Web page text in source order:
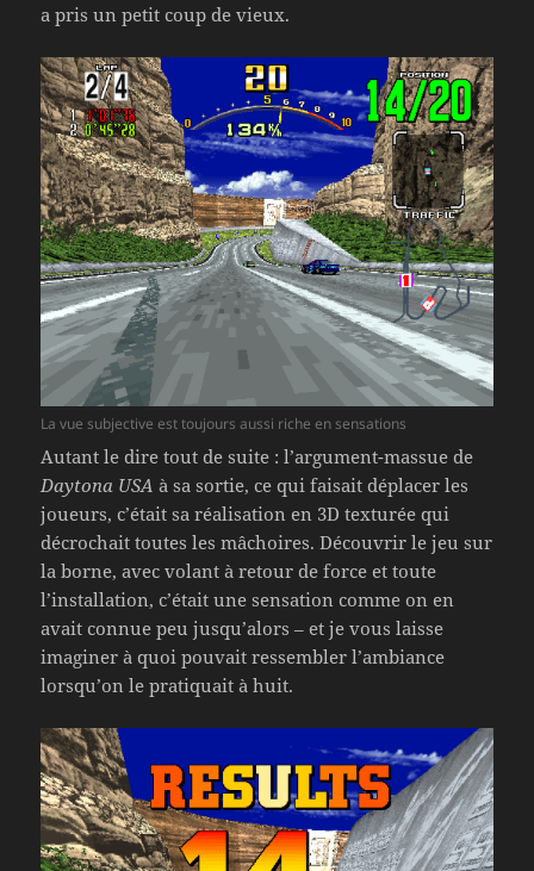
a pris un petit coup de vieux.
La vue subjective est toujours aussi riche en sensations
Autant le dire tout de suite : l’argument-massue de
Daytona USA à sa sortie, ce qui faisait déplacer les
joueurs, c’était sa réalisation en 3D texturée qui
décrochait toutes les mâchoires. Découvrir le jeu sur
la borne, avec volant à retour de force et toute
l’installation, c’était une sensation comme on en
avait connue peu jusqu’alors – et je vous laisse
imaginer à quoi pouvait ressembler l’ambiance
lorsqu’on le pratiquait à huit.